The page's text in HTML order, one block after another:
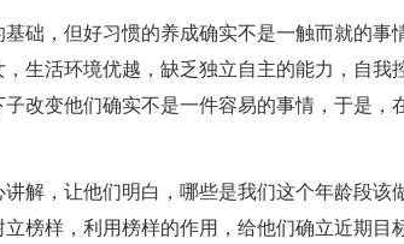
基础，但好习惯的养成确实不是一触而就的事
生活环境优越，缺乏独立自主的能力，自我
改变他们确实不是一件容易的事情，于是，
解，让他们明白，哪些是我们这个年龄段该
榜样，利用榜样的作用，给他们确立近期目